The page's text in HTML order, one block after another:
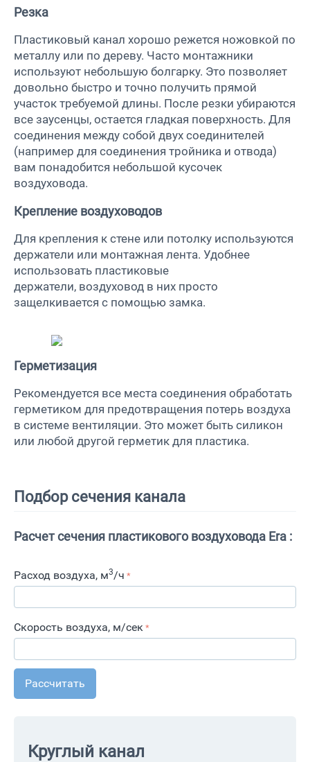
Резка
Пластиковый канал хорошо режется ножовкой по
металлу или по дереву. Часто монтажники
используют небольшую болгарку. Это позволяет
довольно быстро и точно получить прямой
участок требуемой длины. После резки убираются
все заусенцы, остается гладкая поверхность. Для
соединения между собой двух соединителей
(например для соединения тройника и отвода)
вам понадобится небольшой кусочек
воздуховода.
Крепление воздуховодов
Для крепления к стене или потолку используются
держатели или монтажная лента. Удобнее
использовать пластиковые
держатели, воздуховод в них просто
защелкивается с помощью замка.
Герметизация
Рекомендуется все места соединения обработать
герметиком для предотвращения потерь воздуха
в системе вентиляции. Это может быть силикон
или любой другой герметик для пластика.
Подбор сечения канала
Расчет сечения пластикового воздуховода Era :
Расход воздуха, м3/ч
Скорость воздуха, м/сек
Рассчитать
Круглый канал